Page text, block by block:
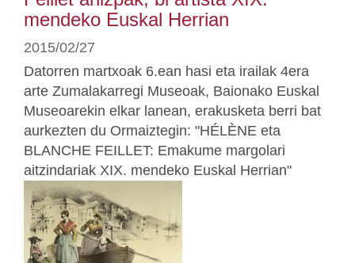
mendeko Euskal Herrian
2015/02/27
Datorren martxoak 6.ean hasi eta irailak 4era
arte Zumalakarregi Museoak, Baionako Euskal
Museoarekin elkar lanean, erakusketa berri bat
aurkezten du Ormaiztegin: "HÉLÈNE eta
BLANCHE FEILLET: Emakume margolari
aitzindariak XIX. mendeko Euskal Herrian"